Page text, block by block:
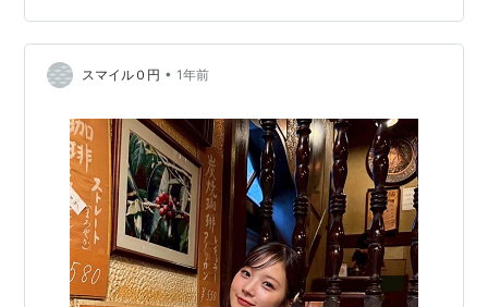
Relaxed Moodhttps://t.co/W18b70p53i
pic.twitter.com/DwHBNDcbTR — 道重さゆみ info《非公
式》 (@sayumi_info…
スマイル０円 • 1年前